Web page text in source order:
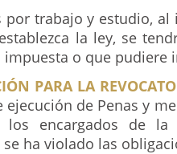
por trabajo y estudio,
la ley, se
o que pudiere
PARA LA
ejecución de Penas y
encargados de la
ha violado las